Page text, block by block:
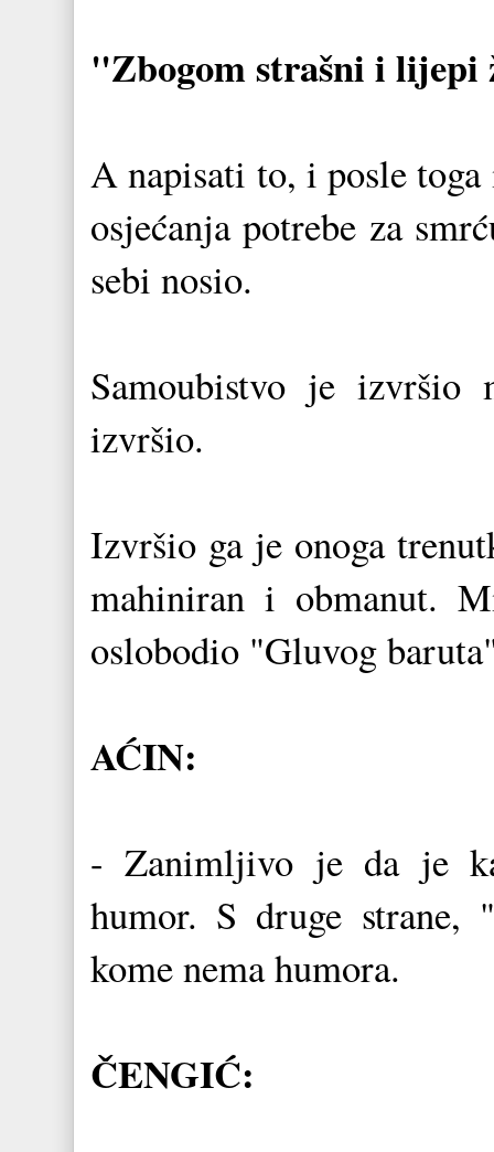
"Zbogom strašni i
A napisati to, i posle
osjećanja potrebe za
sebi nosio.
Samoubistvo je izvršio
izvršio.
Izvršio ga je onoga
mahiniran i obmanut.
oslobodio "Gluvog
AĆIN:
- Zanimljivo je da je
humor. S druge
kome nema humora.
ČENGIĆ: